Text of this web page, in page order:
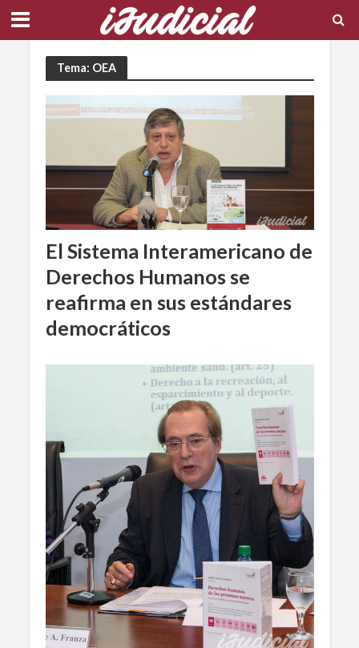
Tema: OEA
El Sistema Interamericano de
Derechos Humanos se
reafirma en sus estándares
democráticos